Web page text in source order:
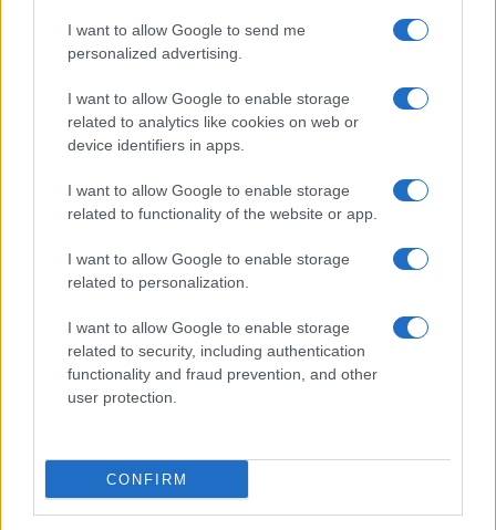
I want to allow Google to send me
personalized advertising.
I want to allow Google to enable storage
related to analytics like cookies on web or
device identifiers in apps.
I want to allow Google to enable storage
related to functionality of the website or app.
I want to allow Google to enable storage
related to personalization.
I want to allow Google to enable storage
related to security, including authentication
functionality and fraud prevention, and other
user protection.
CONFIRM